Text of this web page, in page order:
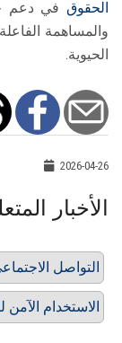
الحقوق في دعم
والمساهمة
الحيوية.
2026-04-26
الأخبار
التواصل
الاستخدام الآمن